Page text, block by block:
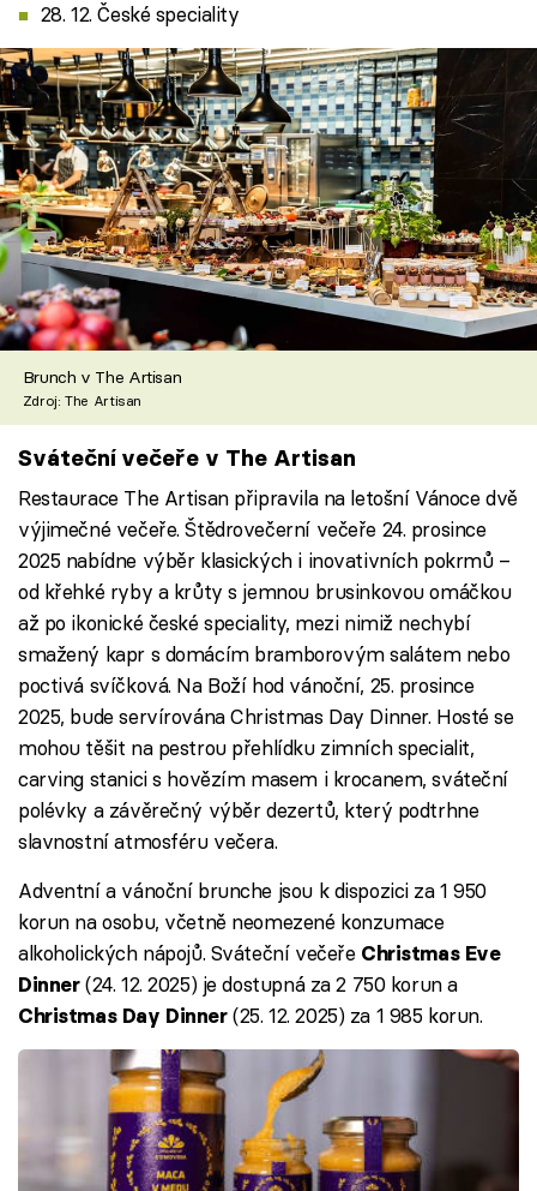
28. 12. České speciality
Brunch v The Artisan
Zdroj: The Artisan
Sváteční večeře v The Artisan
Restaurace The Artisan připravila na letošní Vánoce dvě
výjimečné večeře. Štědrovečerní večeře 24. prosince
2025 nabídne výběr klasických i inovativních pokrmů –
od křehké ryby a krůty s jemnou brusinkovou omáčkou
až po ikonické české speciality, mezi nimiž nechybí
smažený kapr s domácím bramborovým salátem nebo
poctivá svíčková. Na Boží hod vánoční, 25. prosince
2025, bude servírována Christmas Day Dinner. Hosté se
mohou těšit na pestrou přehlídku zimních specialit,
carving stanici s hovězím masem i krocanem, sváteční
polévky a závěrečný výběr dezertů, který podtrhne
slavnostní atmosféru večera.
Adventní a vánoční brunche jsou k dispozici za 1 950
korun na osobu, včetně neomezené konzumace
alkoholických nápojů. Sváteční večeře Christmas Eve
Dinner(24. 12. 2025) je dostupná za 2 750 korun a
Christmas Day Dinner(25. 12. 2025) za 1 985 korun.